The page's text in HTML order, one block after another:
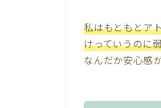
私はもともとア
けっていうのに
なんだか安心感